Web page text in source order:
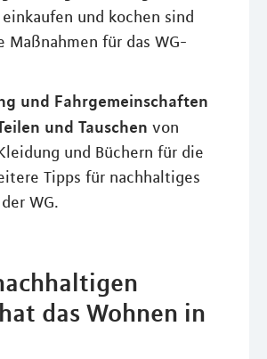
und kochen sind
Maßnahmen für das WG-
und Fahrgemeinschaften
und Tauschen von
und Büchern für die
Tipps für nachhaltiges
WG.
das Wohnen in